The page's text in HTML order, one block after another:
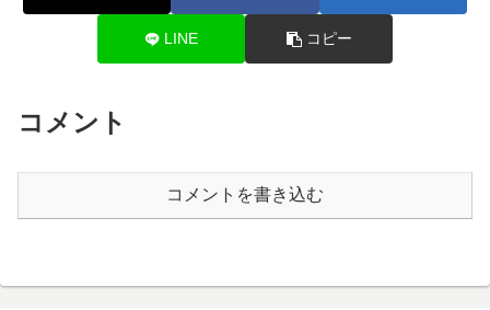
LINE コピー
コメント
コメントを書き込む